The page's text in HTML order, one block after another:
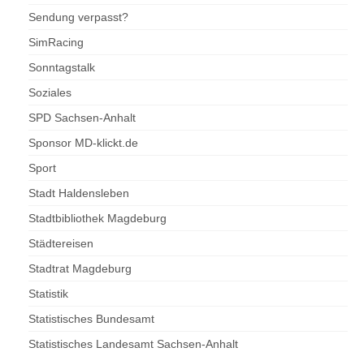
Sendung verpasst?
SimRacing
Sonntagstalk
Soziales
SPD Sachsen-Anhalt
Sponsor MD-klickt.de
Sport
Stadt Haldensleben
Stadtbibliothek Magdeburg
Städtereisen
Stadtrat Magdeburg
Statistik
Statistisches Bundesamt
Statistisches Landesamt Sachsen-Anhalt